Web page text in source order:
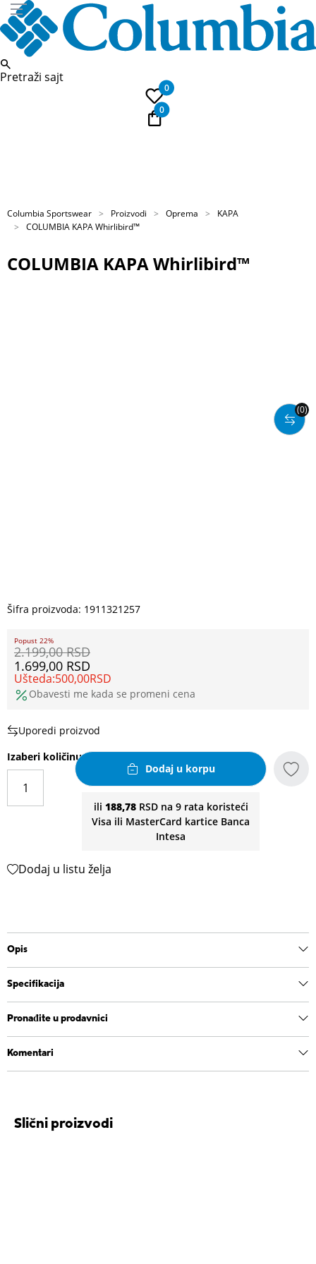
Pretraži sajt
0
0
Columbia Sportswear Proizvodi Oprema
KAPA
COLUMBIA KAPA Whirlibird™
COLUMBIA KAPA Whirlibird™
Šifra proizvoda: 1911321257
Popust 22%
2.199,00 RSD
1.699,00 RSD
Ušteda:500,00RSD
Obavesti me kada se promeni cena
Uporedi proizvod
Izaberi količinu
Dodaj u korpu
ili 188,78RSD na 9 rata koristeći
Visa ili MasterCard kartice Banca
Intesa
Dodaj u listu želja
(0)
Opis
Specifikacija
Pronađite u prodavnici
Komentari
Slični proizvodi